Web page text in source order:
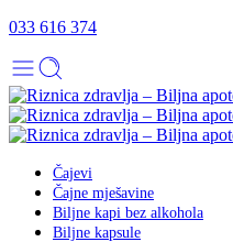
033 616 374
Čajevi
Čajne mješavine
Biljne kapi bez alkohola
Biljne kapsule